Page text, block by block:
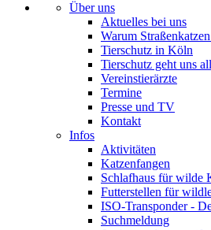
Über uns
Aktuelles bei uns
Warum
Tierschutz in Köln
Tierschutz geht uns
Vereinstierärzte
Termine
Presse und TV
Kontakt
Infos
Aktivitäten
Katzenfangen
Schlafhaus für wilde
Futterstellen für
ISO-Transponder -
Suchmeldung